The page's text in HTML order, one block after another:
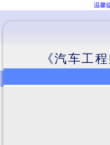
温馨
《汽车工